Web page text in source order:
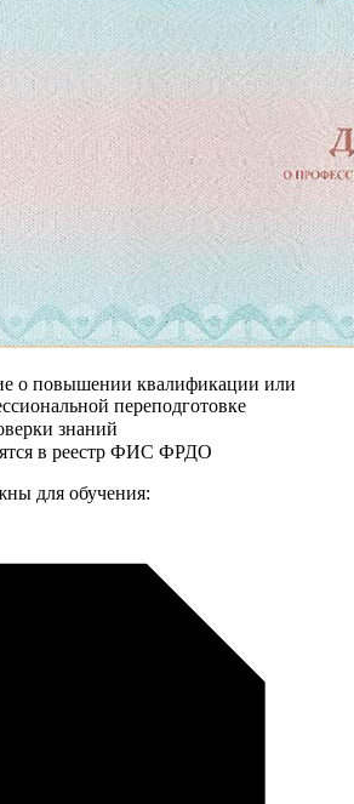
о повышении квалификации или
переподготовке
знаний
в реестр ФИС ФРДО
для обучения: